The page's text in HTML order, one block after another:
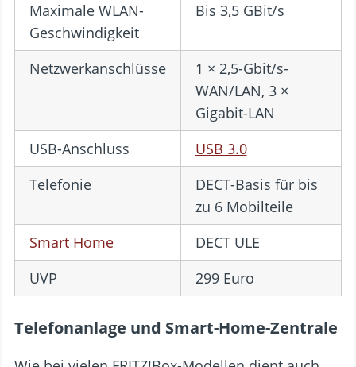
Maximale WLAN-
Geschwindigkeit
Bis 3,5 GBit/s
Netzwerkanschlüsse
1 × 2,5-Gbit/s-
WAN/LAN, 3 ×
Gigabit-LAN
USB-Anschluss
USB 3.0
Telefonie
DECT-Basis für bis
zu 6 Mobilteile
Smart Home
DECT ULE
UVP
299 Euro
Telefonanlage und Smart-Home-Zentrale